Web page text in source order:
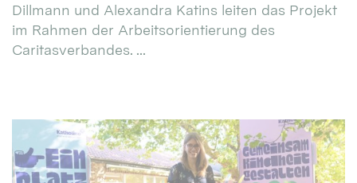
Dillmann und Alexandra Katins leiten das Projekt
im Rahmen der Arbeitsorientierung des
Caritasverbandes. ...